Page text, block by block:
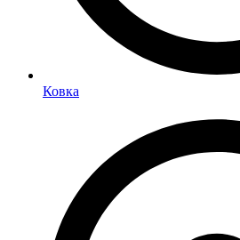
Ковка